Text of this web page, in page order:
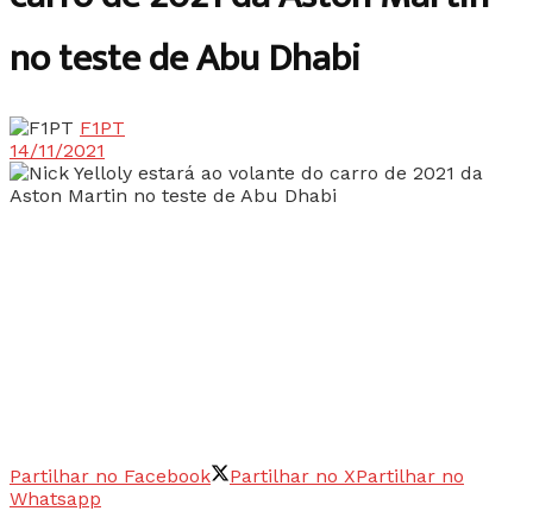
no teste de Abu Dhabi
F1PT
14/11/2021
Partilhar no Facebook Partilhar no XPartilhar no
Whatsapp